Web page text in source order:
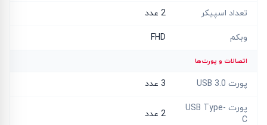
تعداد اسپیکر 2 عدد
وبکم FHD
اتصالات و پورت‌ها
پورت USB 3.0 3 عدد
پورت USB Type-
C
2 عدد